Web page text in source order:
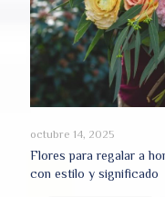
octubre 14, 2025
Flores para regalar a
con estilo y significado